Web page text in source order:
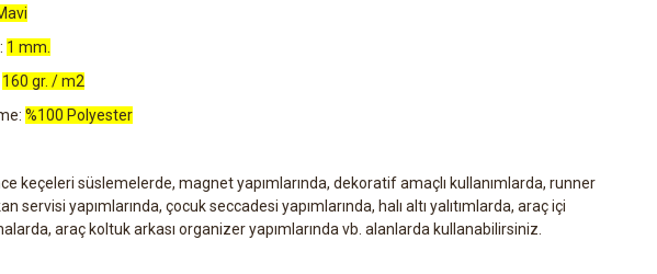
1 mm.
160 gr. / m2
%100 Polyester
keçeleri süslemelerde, magnet yapımlarında, dekoratif amaçlı kullanımlarda, runner
servisi yapımlarında, çocuk seccadesi yapımlarında, halı altı yalıtımlarda, araç içi
araç koltuk arkası organizer yapımlarında vb. alanlarda kullanabilirsiniz.